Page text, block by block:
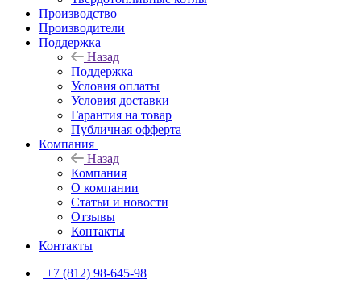
Производство
Производители
Поддержка
Назад
Поддержка
Условия оплаты
Условия доставки
Гарантия на товар
Публичная офферта
Компания
Назад
Компания
О компании
Статьи и новости
Отзывы
Контакты
Контакты
+7 (812) 98-645-98